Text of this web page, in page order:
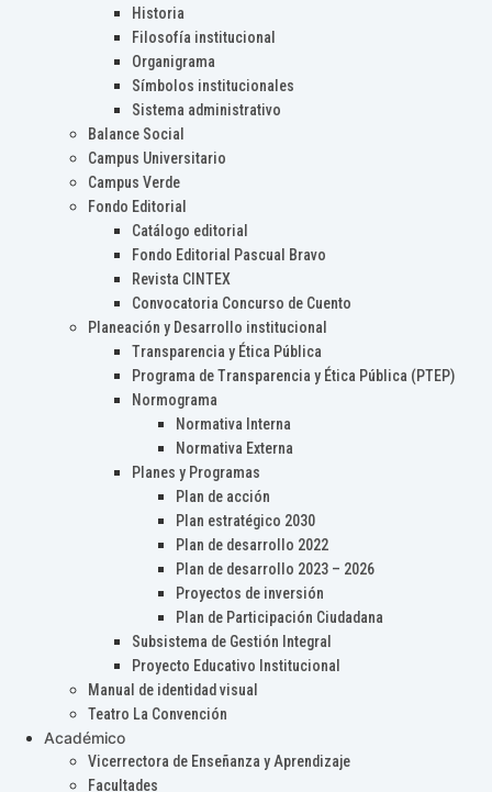
Historia
Filosofía institucional
Organigrama
Símbolos institucionales
Sistema administrativo
Balance Social
Campus Universitario
Campus Verde
Fondo Editorial
Catálogo editorial
Fondo Editorial Pascual Bravo
Revista CINTEX
Convocatoria Concurso de Cuento
Planeación y Desarrollo institucional
Transparencia y Ética Pública
Programa de Transparencia y Ética Pública (PTEP)
Normograma
Normativa Interna
Normativa Externa
Planes y Programas
Plan de acción
Plan estratégico 2030
Plan de desarrollo 2022
Plan de desarrollo 2023 – 2026
Proyectos de inversión
Plan de Participación Ciudadana
Subsistema de Gestión Integral
Proyecto Educativo Institucional
Manual de identidad visual
Teatro La Convención
Académico
Vicerrectora de Enseñanza y Aprendizaje
Facultades